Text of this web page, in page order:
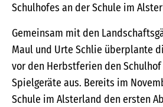
Schulhofes an der Schule im
Gemeinsam mit den
Maul und Urte Schlie überplante
vor den Herbstferien den
Spielgeräte aus. Bereits im
Schule im Alsterland den ersten